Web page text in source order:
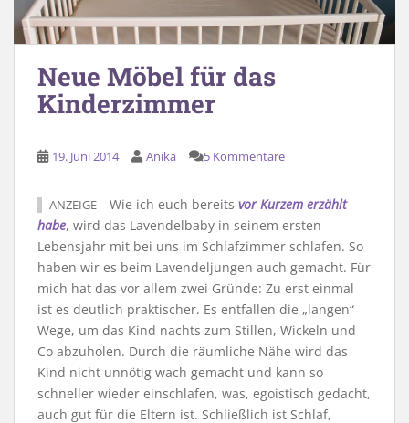
Neue Möbel für das
Kinderzimmer
19. Juni 2014 Anika 5 Kommentare
ANZEIGE Wie ich euch bereits vor Kurzem erzählt
habe, wird das Lavendelbaby in seinem ersten
Lebensjahr mit bei uns im Schlafzimmer schlafen. So
haben wir es beim Lavendeljungen auch gemacht. Für
mich hat das vor allem zwei Gründe: Zu erst einmal
ist es deutlich praktischer. Es entfallen die „langen“
Wege, um das Kind nachts zum Stillen, Wickeln und
Co abzuholen. Durch die räumliche Nähe wird das
Kind nicht unnötig wach gemacht und kann so
schneller wieder einschlafen, was, egoistisch gedacht,
auch gut für die Eltern ist. Schließlich ist Schlaf,